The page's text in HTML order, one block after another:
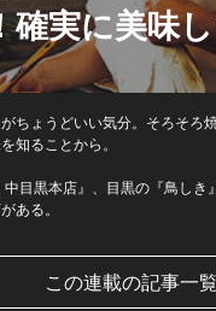
確実に美味
ちょうどいい気分。そろそろ
知ることから。
目黒本店』、目黒の『鳥しき
ある。
この連載の記事一覧